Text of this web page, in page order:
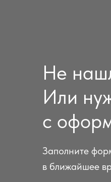
Не
Или
с
Заполните
в ближайшее